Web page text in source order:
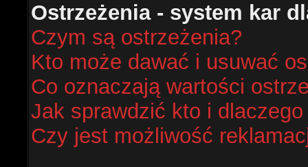
Ostrzeżenia - system kar
Czym są ostrzeżenia?
Kto może dawać i usuwać
Co oznaczają wartości
Jak sprawdzić kto i dlaczego
Czy jest możliwość